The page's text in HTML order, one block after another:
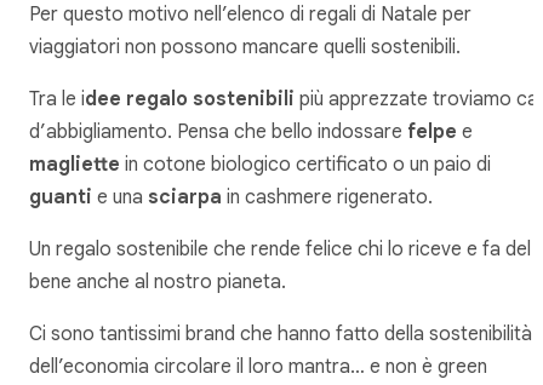
Per questo motivo nell’elenco di regali di Natale per
viaggiatori non possono mancare quelli sostenibili.
Tra le idee regalo sostenibili più apprezzate troviamo
d’abbigliamento. Pensa che bello indossare felpe e
magliette in cotone biologico certificato o un paio di
guanti e una sciarpa in cashmere rigenerato.
Un regalo sostenibile che rende felice chi lo riceve e fa del
bene anche al nostro pianeta.
Ci sono tantissimi brand che hanno fatto della sostenibilità
dell’economia circolare il loro mantra… e non è green